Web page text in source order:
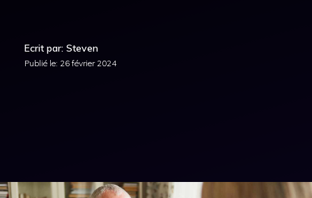
Ecrit par: Steven
Publié le: 26 février 2024